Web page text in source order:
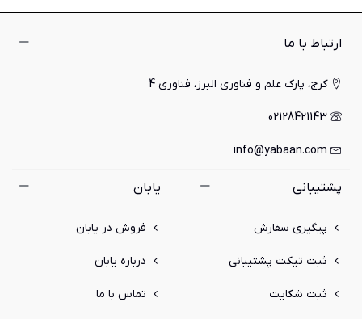
ارتباط با ما
کرج، پارک علم و فناوری البرز، فناوری 4
02128421143
info@yabaan.com
پشتیبانی
پیگیری سفارش
ثبت تیکت پشتیبانی
ثبت شکایت
یابان
فروش در یابان
درباره یابان
تماس با ما